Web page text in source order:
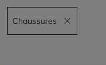
Chaussures
Remove filter Chaussures